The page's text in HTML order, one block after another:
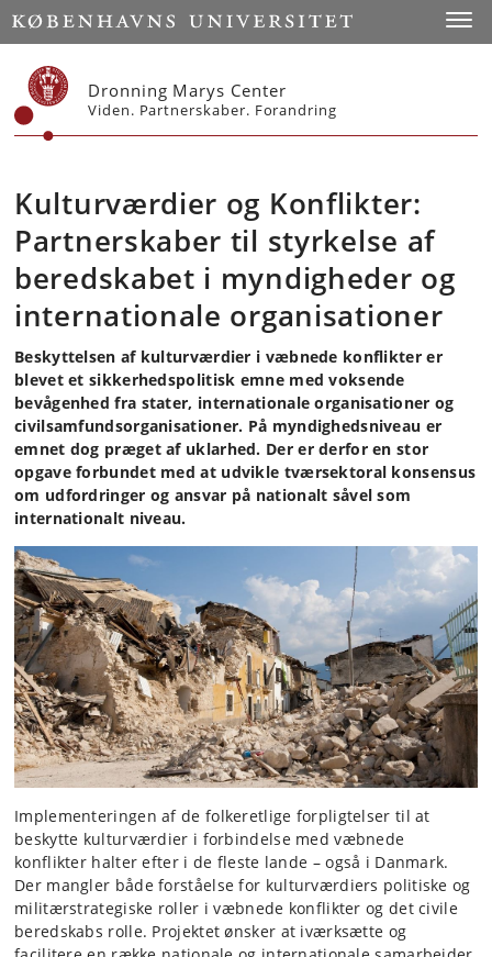
Start
Dronning Marys Center
Viden. Partnerskaber. Forandring
Kulturværdier og Konflikter:
Partnerskaber til styrkelse af
beredskabet i myndigheder og
internationale organisationer
Beskyttelsen af kulturværdier i væbnede konflikter er
blevet et sikkerhedspolitisk emne med voksende
bevågenhed fra stater, internationale organisationer og
civilsamfundsorganisationer. På myndighedsniveau er
emnet dog præget af uklarhed. Der er derfor en stor
opgave forbundet med at udvikle tværsektoral konsensus
om udfordringer og ansvar på nationalt såvel som
internationalt niveau.
Implementeringen af de folkeretlige forpligtelser til at
beskytte kulturværdier i forbindelse med væbnede
konflikter halter efter i de fleste lande – også i Danmark.
Der mangler både forståelse for kulturværdiers politiske og
militærstrategiske roller i væbnede konflikter og det civile
beredskabs rolle. Projektet ønsker at iværksætte og